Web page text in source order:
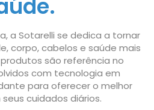
a Sotarelli se dedica a tornar
corpo, cabelos e saúde mais
são referência no
com tecnologia em
para oferecer o melhor
cuidados diários.